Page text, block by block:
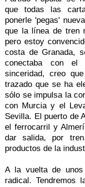
que todas las
ponerle 'pegas'
que la línea de tren
pero estoy
costa de Granada,
conectaba con el
sinceridad, creo
trazado que se ha
sólo se impulsa la
con Murcia y el
Sevilla. El puerto de
el ferrocarril y
dar salida, por
productos de la
A la vuelta de
radical. Tendremos